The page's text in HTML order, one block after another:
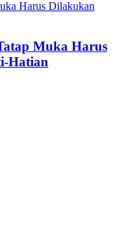
Muka Harus
Hatian